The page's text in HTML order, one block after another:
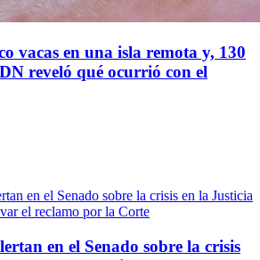
vacas en una isla remota y, 130
reveló qué ocurrió con el
en el Senado sobre la crisis